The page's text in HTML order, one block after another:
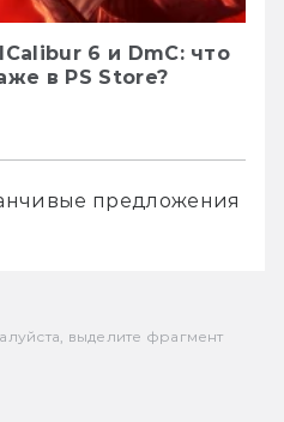
6 и DmC: что
в PS Store?
предложения
выделите фрагмент